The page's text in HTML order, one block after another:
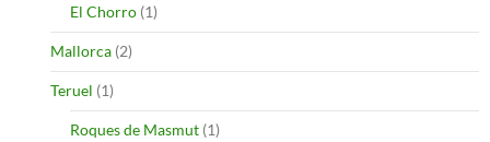
El Chorro (1)
Mallorca (2)
Teruel (1)
Roques de Masmut (1)